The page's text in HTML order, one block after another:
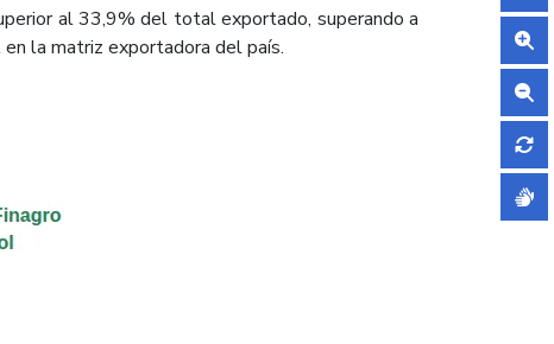
al 33,9% del total exportado, superando a
la matriz exportadora del país.